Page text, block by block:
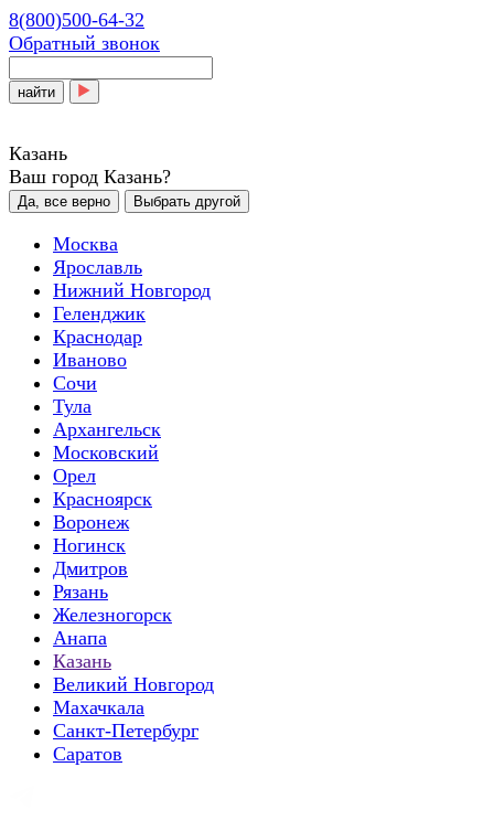
8(800)500-64-32
Обратный звонок
найти
Казань
Ваш город Казань?
Да, все верно Выбрать другой
Москва
Ярославль
Нижний Новгород
Геленджик
Краснодар
Иваново
Сочи
Тула
Архангельск
Московский
Орел
Красноярск
Воронеж
Ногинск
Дмитров
Рязань
Железногорск
Анапа
Казань
Великий Новгород
Махачкала
Санкт-Петербург
Саратов